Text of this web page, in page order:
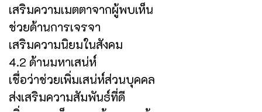
เสริมความเมตตาจากผู้พบเห็น
ช่วยด้านการเจรจา
เสริมความนิยมในสังคม
4.2 ด้านมหาเสน่ห์
เชื่อว่าช่วยเพิ่มเสน่ห์ส่วนบุคคล
ส่งเสริมความสัมพันธ์ที่ดี